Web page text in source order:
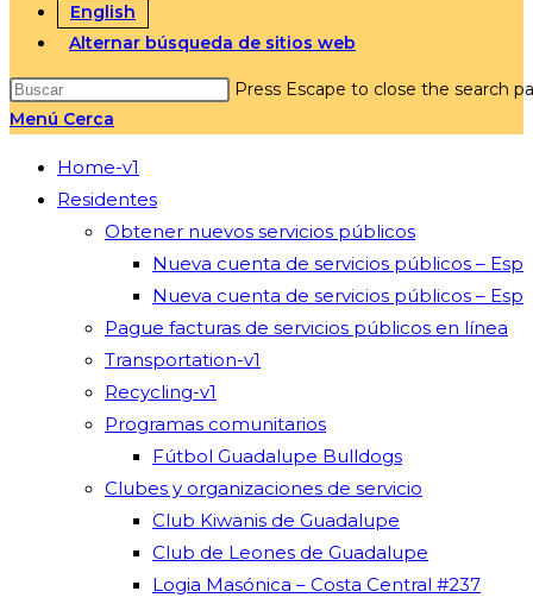
English
Alternar búsqueda de sitios web
Press Escape to close the search
Menú Cerca
Home-v1
Residentes
Obtener nuevos servicios públicos
Nueva cuenta de servicios públicos – Esp
Nueva cuenta de servicios públicos – Esp
Pague facturas de servicios públicos en línea
Transportation-v1
Recycling-v1
Programas comunitarios
Fútbol Guadalupe Bulldogs
Clubes y organizaciones de servicio
Club Kiwanis de Guadalupe
Club de Leones de Guadalupe
Logia Masónica – Costa Central #237